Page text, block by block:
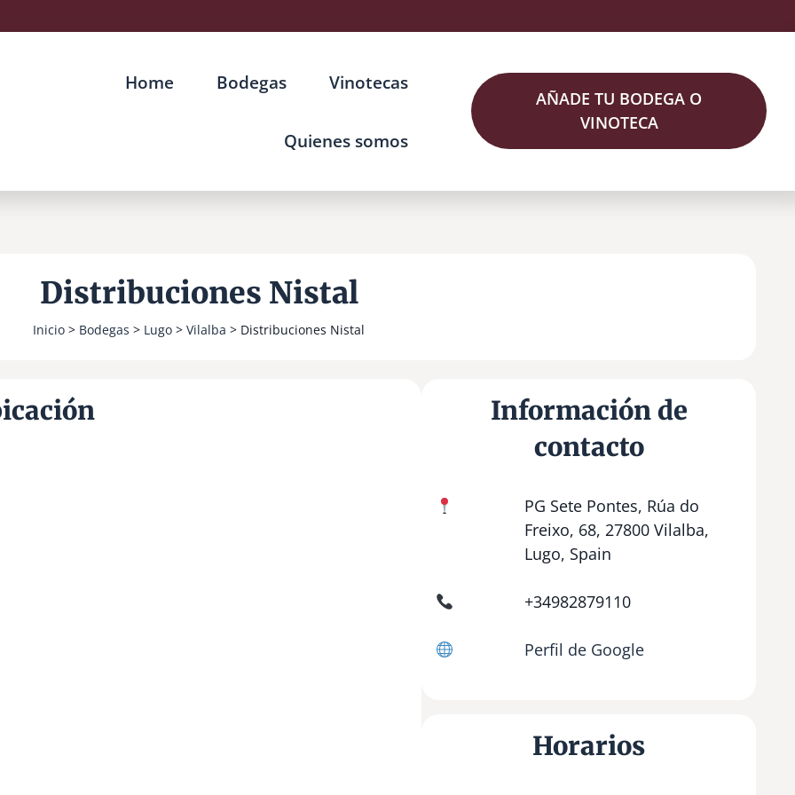
Home Bodegas Vinotecas
Quienes somos
AÑADE TU BODEGA O
VINOTECA
Distribuciones Nistal
Inicio > Bodegas > Lugo > Vilalba > Distribuciones Nistal
Información de
contacto
PG Sete Pontes, Rúa do
Freixo, 68, 27800 Vilalba,
Lugo, Spain
+34982879110
Perfil de Google
Horarios